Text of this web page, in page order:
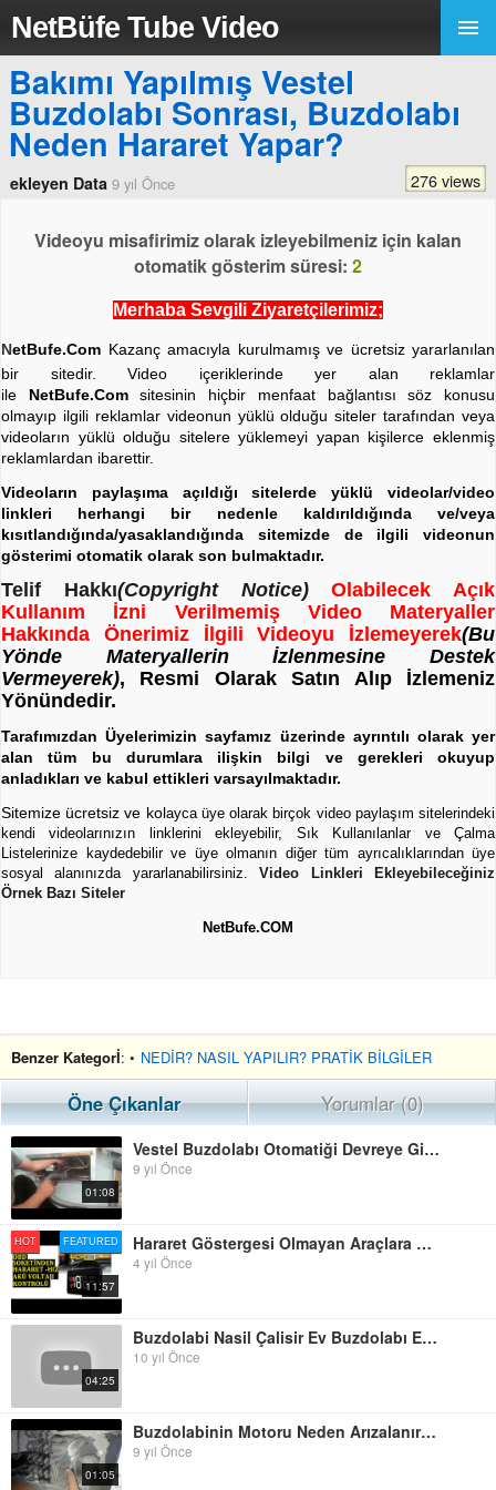
NetBüfe Tube Video
Bakımı Yapılmış Vestel
Buzdolabı Sonrası, Buzdolabı
Neden Hararet Yapar?
ekleyen Data 9 yıl Önce 276 views
Videoyu misafirimiz olarak izleyebilmeniz için kalan
otomatik gösterim süresi: 2
Merhaba Sevgili Ziyaretçilerimiz;
NetBufe.Com Kazanç amacıyla kurulmamış ve ücretsiz yararlanılan
bir sitedir. Video içeriklerinde yer alan reklamlar
ile NetBufe.Comsitesinin hiçbir menfaat bağlantısı söz konusu
olmayıp ilgili reklamlar videonun yüklü olduğu siteler tarafından veya
videoların yüklü olduğu sitelere yüklemeyi yapan kişilerce eklenmiş
reklamlardan ibarettir.
Videoların paylaşıma açıldığı sitelerde yüklü videolar/video
linkleri herhangi bir nedenle kaldırıldığında ve/veya
kısıtlandığında/yasaklandığında sitemizde de ilgili videonun
gösterimi otomatik olarak son bulmaktadır.
Telif Hakkı(Copyright Notice)
Olabilecek Açık
Kullanım İzni Verilmemiş Video Materyaller
Hakkında Önerimiz İlgili Videoyu İzlemeyerek(Bu
Yönde Materyallerin İzlenmesine Destek
Vermeyerek), Resmi Olarak Satın Alıp İzlemeniz
Yönündedir.
Tarafımızdan Üyelerimizin sayfamız üzerinde ayrıntılı olarak yer
alan tüm bu durumlara ilişkin bilgi ve gerekleri okuyup
anladıkları ve kabul ettikleri varsayılmaktadır.
Sitemize ücretsiz ve kolayca üye olarak birçok video paylaşım sitelerindeki
kendi videolarınızın linklerini ekleyebilir, Sık Kullanılanlar ve Çalma
Listelerinize kaydedebilir ve üye olmanın diğer tüm ayrıcalıklarından üye
sosyal alanınızda yararlanabilirsiniz.Video Linkleri Ekleyebileceğiniz
Örnek Bazı Siteler
NetBufe.COM
Benzer Kategorİ: • NEDİR? NASIL YAPILIR? PRATİK BİLGİLER
Öne Çıkanlar Yorumlar (0)
01:08
Vestel Buzdolabı Otomatiği Devreye Girmiyor? Buzdolabı Otomatiği Neden Bozulur?
9 yıl Önce
HOT FEATURED
11:57
Hararet Göstergesi Olmayan Araçlara OBD Soketinden Hararet Göstergesi ( Astra H Gizli Menüye Son)
4 yıl Önce
04:25
Buzdolabi Nasil Çalisir Ev Buzdolabı Endüstriyel Buzdolabı Buzdolabı Nasıl Çalışır
10 yıl Önce
01:05
Buzdolabinin Motoru Neden Arızalanır? Buzdolabı Neden Ses Yapar?
9 yıl Önce